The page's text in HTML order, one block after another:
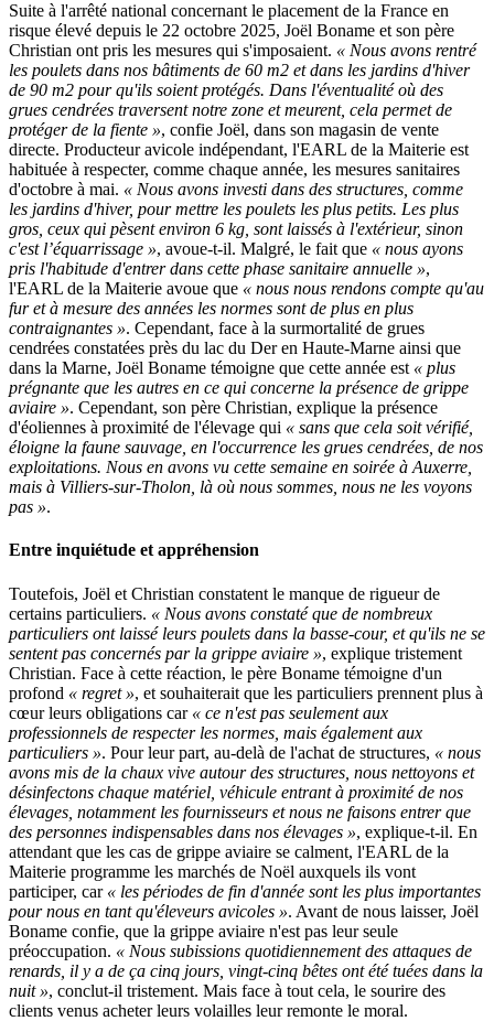
Suite à l'arrêté national concernant le placement de la France en
risque élevé depuis le 22 octobre 2025, Joël Boname et son père
Christian ont pris les mesures qui s'imposaient. « Nous avons rentré
les poulets dans nos bâtiments de 60 m2 et dans les jardins d'hiver
de 90 m2 pour qu'ils soient protégés. Dans l'éventualité où des
grues cendrées traversent notre zone et meurent, cela permet de
protéger de la fiente », confie Joël, dans son magasin de vente
directe. Producteur avicole indépendant, l'EARL de la Maiterie est
habituée à respecter, comme chaque année, les mesures sanitaires
d'octobre à mai. « Nous avons investi dans des structures, comme
les jardins d'hiver, pour mettre les poulets les plus petits. Les plus
gros, ceux qui pèsent environ 6 kg, sont laissés à l'extérieur, sinon
c'est l’équarrissage », avoue-t-il. Malgré, le fait que « nous ayons
pris l'habitude d'entrer dans cette phase sanitaire annuelle »,
l'EARL de la Maiterie avoue que « nous nous rendons compte qu'au
fur et à mesure des années les normes sont de plus en plus
contraignantes ». Cependant, face à la surmortalité de grues
cendrées constatées près du lac du Der en Haute-Marne ainsi que
dans la Marne, Joël Boname témoigne que cette année est « plus
prégnante que les autres en ce qui concerne la présence de grippe
aviaire ». Cependant, son père Christian, explique la présence
d'éoliennes à proximité de l'élevage qui « sans que cela soit vérifié,
éloigne la faune sauvage, en l'occurrence les grues cendrées, de nos
exploitations. Nous en avons vu cette semaine en soirée à Auxerre,
mais à Villiers-sur-Tholon, là où nous sommes, nous ne les voyons
pas ».
Entre inquiétude et appréhension
Toutefois, Joël et Christian constatent le manque de rigueur de
certains particuliers. « Nous avons constaté que de nombreux
particuliers ont laissé leurs poulets dans la basse-cour, et qu'ils ne se
sentent pas concernés par la grippe aviaire », explique tristement
Christian. Face à cette réaction, le père Boname témoigne d'un
profond « regret », et souhaiterait que les particuliers prennent plus à
cœur leurs obligations car « ce n'est pas seulement aux
professionnels de respecter les normes, mais également aux
particuliers ». Pour leur part, au-delà de l'achat de structures, « nous
avons mis de la chaux vive autour des structures, nous nettoyons et
désinfectons chaque matériel, véhicule entrant à proximité de nos
élevages, notamment les fournisseurs et nous ne faisons entrer que
des personnes indispensables dans nos élevages », explique-t-il. En
attendant que les cas de grippe aviaire se calment, l'EARL de la
Maiterie programme les marchés de Noël auxquels ils vont
participer, car« les périodes de fin d'année sont les plus importantes
pour nous en tant qu'éleveurs avicoles ». Avant de nous laisser, Joël
Boname confie, que la grippe aviaire n'est pas leur seule
préoccupation. « Nous subissions quotidiennement des attaques de
renards, il y a de ça cinq jours, vingt-cinq bêtes ont été tuées dans la
nuit », conclut-il tristement. Mais face à tout cela, le sourire des
clients venus acheter leurs volailles leur remonte le moral.